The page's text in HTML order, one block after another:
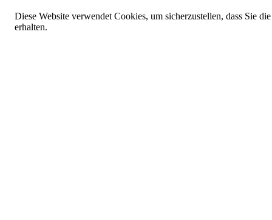
Diese Website verwendet Cookies, um sicherzustellen, dass Sie
erhalten.